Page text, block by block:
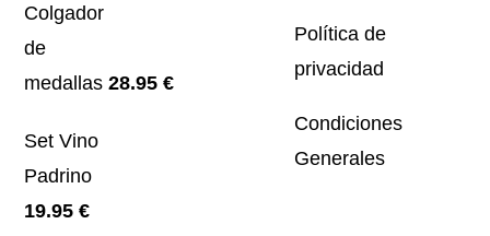
original
era:
14.95 €.
actual
12.95 €.
Colgador
de
medallas 28.95€
Set Vino
Padrino
19.95€
Política de
privacidad
Condiciones
Generales